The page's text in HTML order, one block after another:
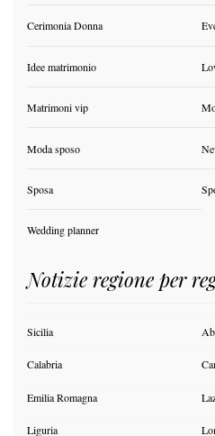
Cerimonia Donna
Idee matrimonio
Matrimoni vip
Moda sposo
Sposa
Wedding planner
Notizie regione per
Sicilia
Calabria
Emilia Romagna
Liguria